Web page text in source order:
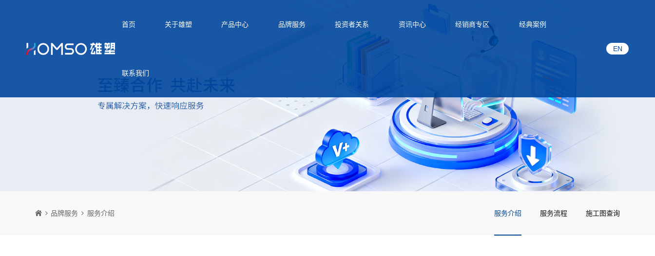
首页 关于雄塑 产品中心 品牌服务 投资者关系 资讯中心 经销商专区 经典案例
联系我们
EN
品牌服务 服务介绍 服务介绍 服务流程 施工图查询